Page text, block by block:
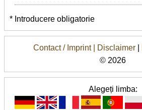
* Introducere obligatorie
Contact / Imprint | Disclaimer
© 2026
Alegeți limba: